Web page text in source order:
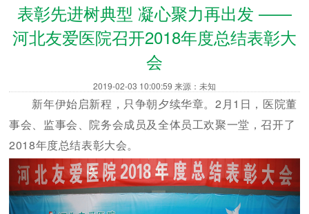
内分泌科
心血管科
老年病科
外科
皮肤科
妇产科
儿科
表彰先进树典型 凝心聚力再出发 ——
河北友爱医院召开2018年度总结表彰大
会
2019-02-03 10:00:59 来源：未知
新年伊始启新程，只争朝夕续华章。2月1日，医院董
事会、监事会、院务会成员及全体员工欢聚一堂，召开了
2018年度总结表彰大会。